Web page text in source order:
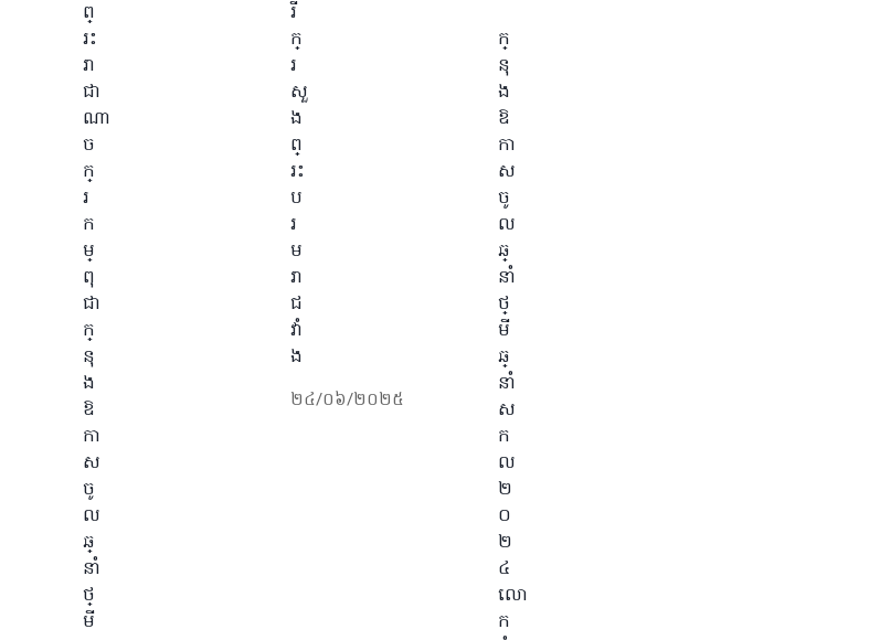
ព្
រះ
រា
ជា
ណា
ច
ក្
រ
ក
ម្
ពុ
ជា
ក្
នុ
ង
ឱ
កា
ស
ចូ
ល
ឆ្
នាំ
ថ្
មី
រី
ក្
រ
សួ
ង
ព្
រះ
ប
រ
ម
រា
ជ
វាំ
ង
២៤/០៦/២០២៥
ក្
នុ
ង
ឱ
កា
ស
ចូ
ល
ឆ្
នាំ
ថ្
មី
ឆ្
នាំ
ស
ក
ល
២
០
២
៤
លោ
ក